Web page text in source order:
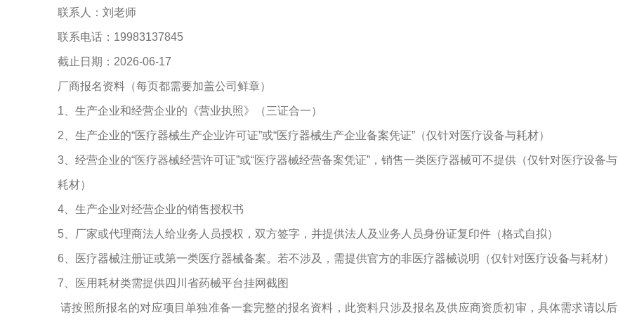
联系人：刘老师
联系电话：19983137845
截止日期：2026-06-17
厂商报名资料（每页都需要加盖公司鲜章）
1、生产企业和经营企业的《营业执照》（三证合一）
2、生产企业的“医疗器械生产企业许可证”或“医疗器械生产企业备案凭证”（仅针对医疗设备与耗材）
3、经营企业的“医疗器械经营许可证”或“医疗器械经营备案凭证”，销售一类医疗器械可不提供（仅针对医疗设备与
耗材）
4、生产企业对经营企业的销售授权书
5、厂家或代理商法人给业务人员授权，双方签字，并提供法人及业务人员身份证复印件（格式自拟）
6、医疗器械注册证或第一类医疗器械备案。若不涉及，需提供官方的非医疗器械说明（仅针对医疗设备与耗材）
7、医用耗材类需提供四川省药械平台挂网截图
请按照所报名的对应项目单独准备一套完整的报名资料，此资料只涉及报名及供应商资质初审，具体需求请以后